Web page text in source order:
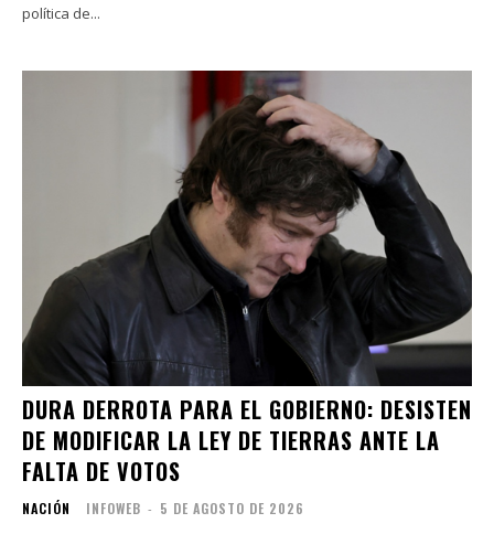
política de...
DURA DERROTA PARA EL GOBIERNO: DESISTEN
DE MODIFICAR LA LEY DE TIERRAS ANTE LA
FALTA DE VOTOS
NACIÓN INFOWEB - 5 DE AGOSTO DE 2026